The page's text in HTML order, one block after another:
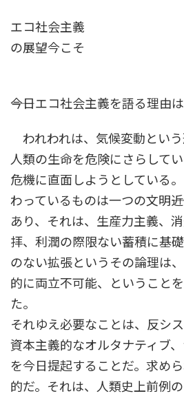
エコ社会主義
の展望今こそ
――今日エコ社会主義を語る理由
われわれは、気候変動とい
人類の生命を危険にさらして
危機に直面しようとしている
わっているものは一つの文明――
あり、それは、生産力主義、
拝、利潤の際限ない蓄積に基
のない拡張というその論理は
的に両立不可能、ということ
た。
それゆえ必要なことは、反シ
資本主義的なオルタナティブ
を今日提起することだ。求め
的だ。それは、人類史上前例